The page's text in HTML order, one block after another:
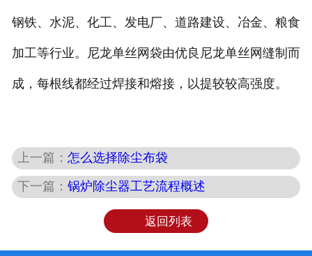
钢铁、水泥、化工、发电厂、道路建设、冶金、粮食
加工等行业。尼龙单丝网袋由优良尼龙单丝网缝制而
成，每根线都经过焊接和熔接，以提较较高强度。
上一篇：怎么选择除尘布袋
下一篇：锅炉除尘器工艺流程概述
返回列表